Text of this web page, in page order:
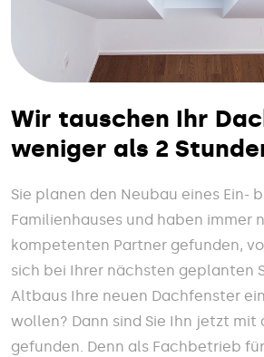
Wir tauschen Ihr
weniger als 2
Sie planen den Neubau eines Ein-
Familienhauses und haben immer
kompetenten Partner gefunden,
sich bei Ihrer nächsten geplanten
Altbaus Ihre neuen Dachfenster
wollen? Dann sind Sie Ihn jetzt mit
gefunden. Denn als Fachbetrieb